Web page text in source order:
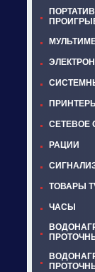
СЕТЕВОЕ
РАЦИИ
ТОВАРЫ
ЧАСЫ